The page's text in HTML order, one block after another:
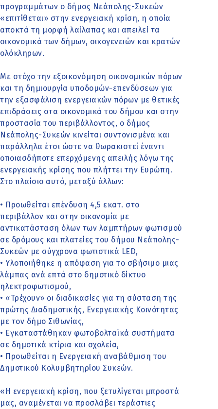
προγραμμάτων ο δήμος Νεάπολης-Συκεών
«επιτίθεται» στην ενεργειακή κρίση, η οποία
αποκτά τη μορφή λαίλαπας και απειλεί τα
οικονομικά των δήμων, οικογενειών και κρατών
ολόκληρων.
Με στόχο την εξοικονόμηση οικονομικών πόρων
και τη δημιουργία υποδομών-επενδύσεων για
την εξασφάλιση ενεργειακών πόρων με θετικές
επιδράσεις στα οικονομικά του δήμου και στην
προστασία του περιβάλλοντος, ο δήμος
Νεάπολης-Συκεών κινείται συντονισμένα και
παράλληλα έτσι ώστε να θωρακιστεί έναντι
οποιασδήποτε επερχόμενης απειλής λόγω της
ενεργειακής κρίσης που πλήττει την Ευρώπη.
Στο πλαίσιο αυτό, μεταξύ άλλων:
• Προωθείται επένδυση 4,5 εκατ. στο
περιβάλλον και στην οικονομία με
αντικατάσταση όλων των λαμπτήρων φωτισμού
σε δρόμους και πλατείες του δήμου Νεάπολης-
Συκεών με σύγχρονα φωτιστικά LED,
• Υλοποιήθηκε η απόφαση για το σβήσιμο μιας
λάμπας ανά επτά στο δημοτικό δίκτυο
ηλεκτροφωτισμού,
• «Τρέχουν» οι διαδικασίες για τη σύσταση της
πρώτης Διαδημοτικής, Ενεργειακής Κοινότητας
με τον δήμο Σιθωνίας,
• Εγκαταστάθηκαν φωτοβολταϊκά συστήματα
σε δημοτικά κτίρια και σχολεία,
• Προωθείται η Ενεργειακή αναβάθμιση του
Δημοτικού Κολυμβητηρίου Συκεών.
«Η ενεργειακή κρίση, που ξετυλίγεται μπροστά
μας, αναμένεται να προσλάβει τεράστιες